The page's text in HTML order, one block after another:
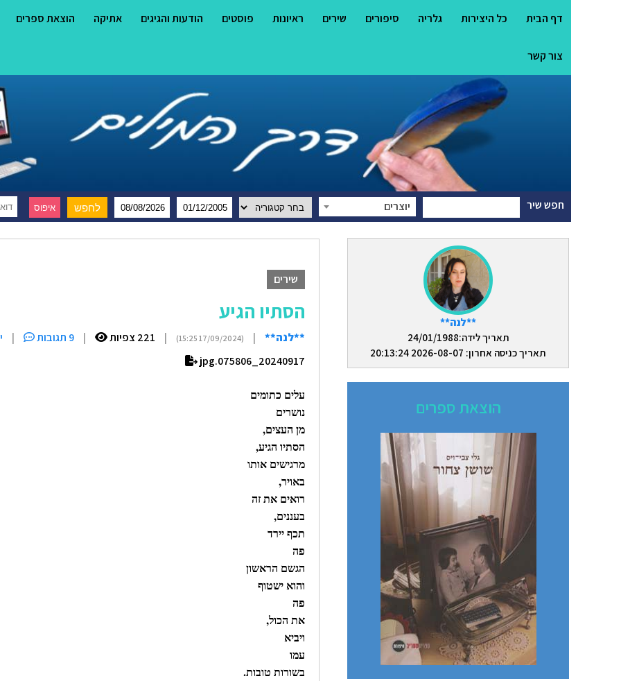
דף הבית כל היצירות גלריה סיפורים שירים ראיונות פוסטים הודעות והגיגים אתיקה הוצאת ספרים
צור קשר
חפש שיר יוצרים
**לנה**
תאריך לידה:24/01/1988
תאריך כניסה אחרון: 2026-08-07 20:13:24
הוצאת ספרים
שירים
הסתיו הגיע
**לנה** |
(17/09/2024 15:25)
| 221 צפיות | 9 תגובות |
20240917_075806.jpg
עלים כתומים
נושרים
מן העצים,
הסתיו הגיע,
מרגישים אותו
באויר,
רואים את זה
בעננים,
תכף יירד
פה
הגשם הראשון
והוא ישטוף
פה
את הכול,
ויביא
עמו
בשורות טובות.